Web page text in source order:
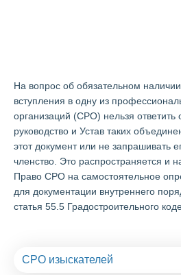
На вопрос об обязательном
вступления в одну из
организаций (СРО) нельзя ответить
руководство и Устав таких
этот документ или не запрашивать
членство. Это распространяется и
Право СРО на самостоятельное
для документации внутреннего
статья 55.5 Градостроительного
СРО изыскателей